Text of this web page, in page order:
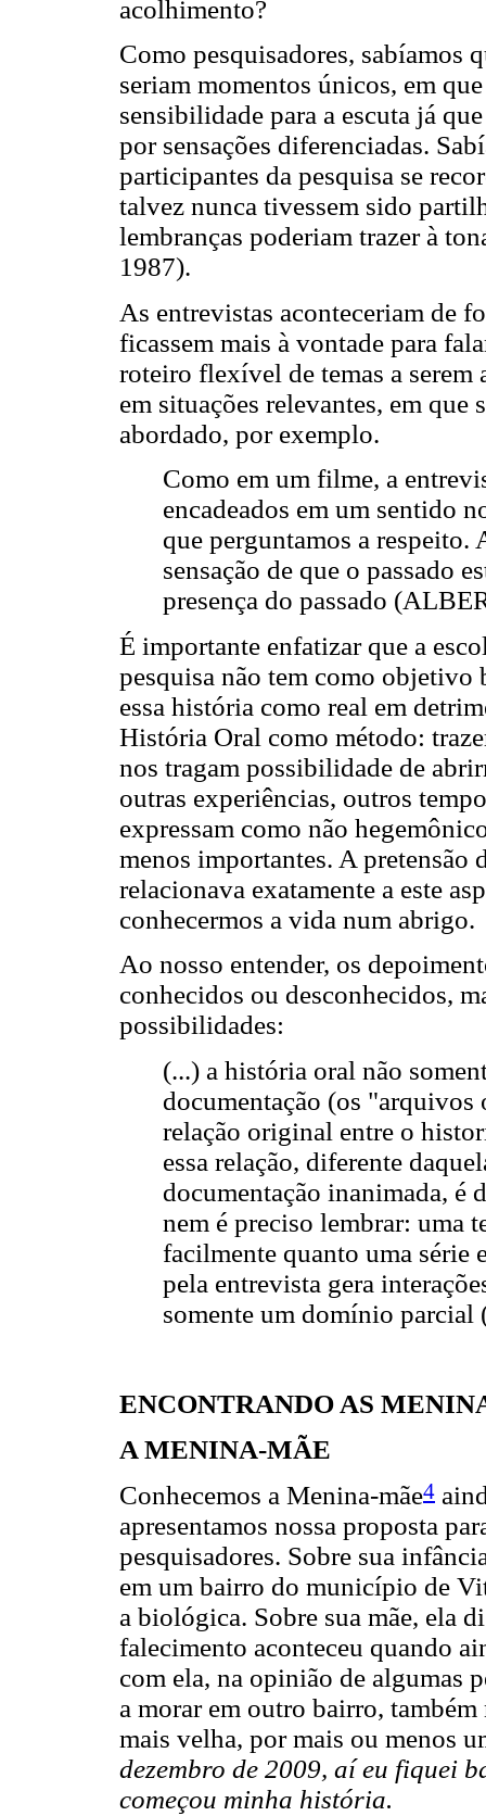
acolhimento?
Como pesquisadores, sabíamos
seriam momentos únicos, em
sensibilidade para a escuta já
por sensações diferenciadas.
participantes da pesquisa se
talvez nunca tivessem sido
lembranças poderiam trazer à
1987).
As entrevistas aconteceriam de
ficassem mais à vontade para
roteiro flexível de temas a serem
em situações relevantes, em que
abordado, por exemplo.
Como em um filme, a
encadeados em um sentido
que perguntamos a respeito.
sensação de que o passado
presença do passado
É importante enfatizar que a
pesquisa não tem como objetivo
essa história como real em
História Oral como método:
nos tragam possibilidade de
outras experiências, outros
expressam como não
menos importantes. A pretensão
relacionava exatamente a este
conhecermos a vida num abrigo.
Ao nosso entender, os
conhecidos ou desconhecidos,
possibilidades:
(...) a história oral não
documentação (os "arquivos
relação original entre o
essa relação, diferente
documentação inanimada, é
nem é preciso lembrar: uma
facilmente quanto uma série
pela entrevista gera
somente um domínio
ENCONTRANDO AS
A MENINA-MÃE
Conhecemos a Menina-mãe4
apresentamos nossa proposta
pesquisadores. Sobre sua
em um bairro do município de
a biológica. Sobre sua mãe, ela
falecimento aconteceu quando
com ela, na opinião de algumas
a morar em outro bairro,
mais velha, por mais ou menos
dezembro de 2009, aí eu fiquei
começou minha história.